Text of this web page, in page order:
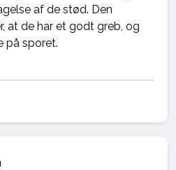
af de stød. Den
at de har et godt greb, og
på sporet.